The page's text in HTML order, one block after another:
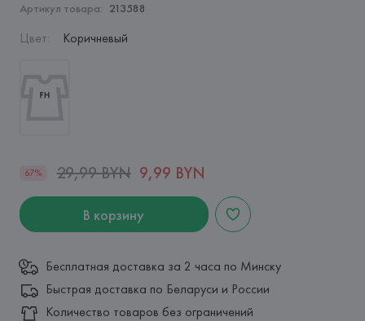
Артикул товара: 213588
Цвет: Коричневый
67% 29,99 BYN 9,99 BYN
В корзину
Бесплатная доставка за 2 часа по Минску
Быстрая доставка по Беларуси и России
Количество товаров без ограничений